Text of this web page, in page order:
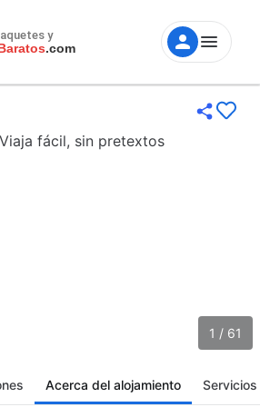
y
.com
1 / 61
Acerca del alojamiento Servicios